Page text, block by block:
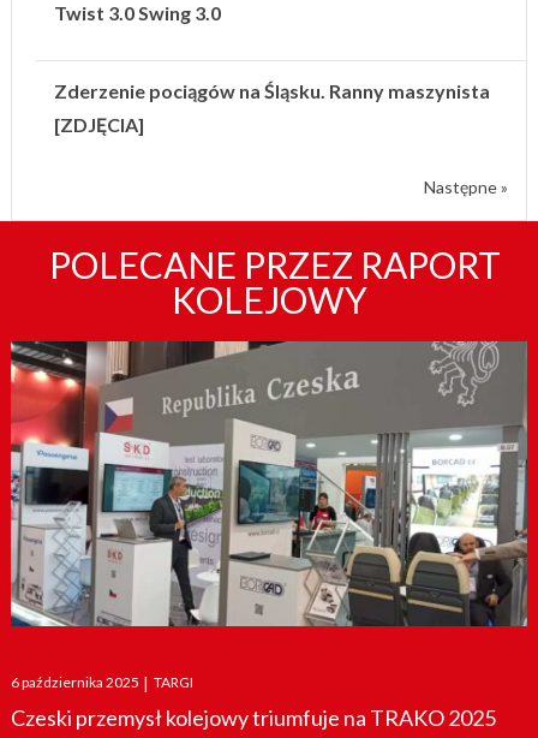
Twist 3.0 Swing 3.0
Zderzenie pociągów na Śląsku. Ranny maszynista
[ZDJĘCIA]
Następne »
POLECANE PRZEZ RAPORT
KOLEJOWY
Posted
on
6 października 2025 | TARGI
Czeski przemysł kolejowy triumfuje na TRAKO 2025